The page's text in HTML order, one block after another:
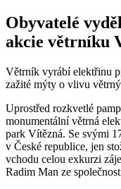
Obyvatelé
akcie větrníku
Větrník vyrábí elektřinu
zažité mýty o vlivu
Uprostřed rozkvetlé
monumentální větrná
park Vítězná. Se svými
v České republice, jen
vchodu celou exkurzi
Radim Man ze